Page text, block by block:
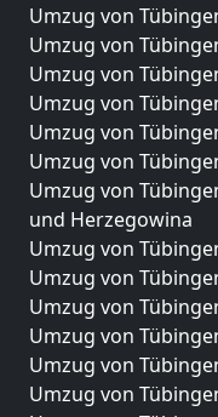
Umzug von
Umzug von
Umzug von
Umzug von
Umzug von
Umzug von
Umzug von
und Herzegowina
Umzug von
Umzug von
Umzug von
Umzug von
Umzug von
Umzug von